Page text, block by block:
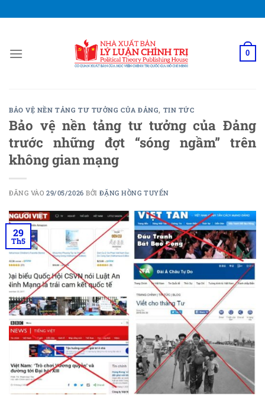
qua
dung
0
BẢO VỆ NỀN TẢNG TƯ TƯỞNG CỦA ĐẢNG, TIN TỨC
Bảo vệ nền tảng tư tưởng của Đảng
trước những đợt “sóng ngầm” trên
không gian mạng
ĐĂNG VÀO29/05/2026 BỞIĐẶNG HỒNG TUYẾN
29
Th5